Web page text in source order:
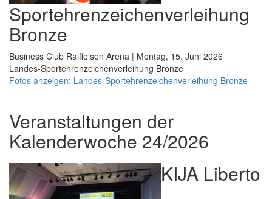
Sportehrenzeichenverleihung
Bronze
Business Club Raiffeisen Arena | Montag, 15. Juni 2026
Landes-Sportehrenzeichenverleihung Bronze
Fotos anzeigen: Landes-Sportehrenzeichenverleihung Bronze
Veranstaltungen der
Kalenderwoche 24/2026
KIJA Liberto